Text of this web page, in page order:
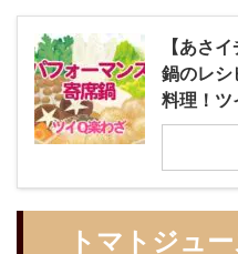
【あさ
鍋のレシ
料理！ツ
トマトジュ